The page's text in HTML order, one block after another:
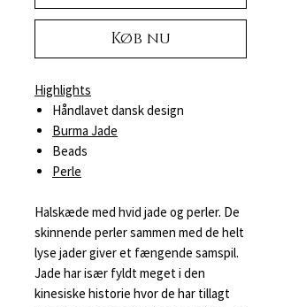
Køb nu
Highlights
Håndlavet dansk design
Burma Jade
Beads
Perle
Halskæde med hvid jade og perler. De
skinnende perler sammen med de helt
lyse jader giver et fængende samspil.
Jade har især fyldt meget i den
kinesiske historie hvor de har tillagt